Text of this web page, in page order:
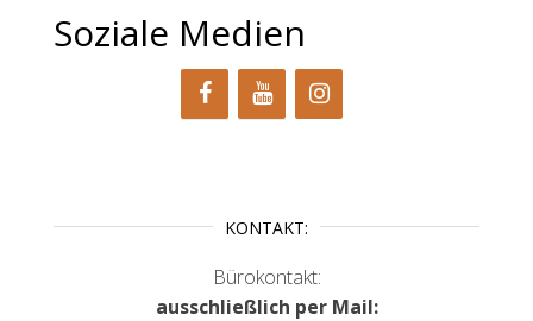
Soziale Medien
KONTAKT:
Bürokontakt:
ausschließlich per Mail: